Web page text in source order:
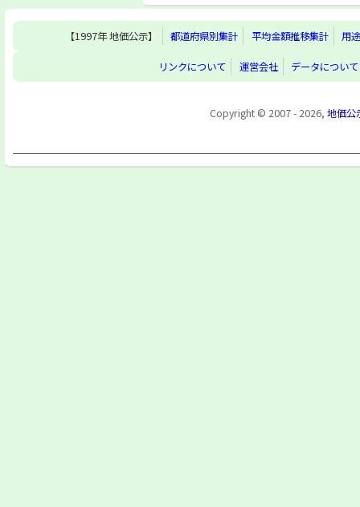
【1997年 地価公示】 都道府県別集計 平均金額推移集計 用
リンクについて 運営会社 データについて
Copyright © 2007 - 2026, 地価公